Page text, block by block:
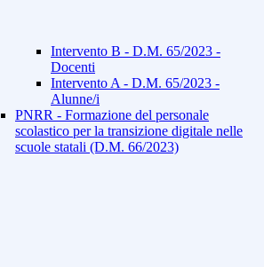
Intervento B - D.M. 65/2023 -
Docenti
Intervento A - D.M. 65/2023 -
Alunne/i
PNRR - Formazione del personale
scolastico per la transizione digitale nelle
scuole statali (D.M. 66/2023)